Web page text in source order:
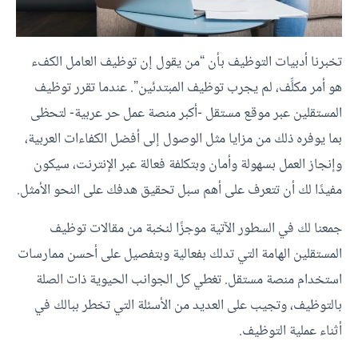
تخبرنا أدبيات التوظيف بأن “من يقول إن توظيف العامل الكفء
هو أمر مكلِّف، لم يجرب توظيف المبتدئين”. عندما تقرر توظيف
المستقلين عبر موقع مستقل -أكبر منصة عمل حر عربية- لتحظى
بما يوفره ذلك من مزايا مثل الوصول إلى أفضل الكفاءات العربية،
وإنجاز العمل بسهولة وأمان وبتكلفة فعالة عبر الإنترنت، سيكون
مفيدًا لك أن تتعرف على أهم سبل تحقيق هدفك على النحو الأمثل.
جمعنا لك في السطور الآتية موجزًا لنخبة من مقالات توظيف
المستقلين الهامة التي تدلك بفعالية وبتفصيل على أحسن ممارسات
استخدام منصة مستقل. تغطي كل الجوانب الحيوية ذات الصلة
بالتوظيف، وتجيب على العديد من الأسئلة التي تخطر ببالك في
أثناء عملية التوظيف.